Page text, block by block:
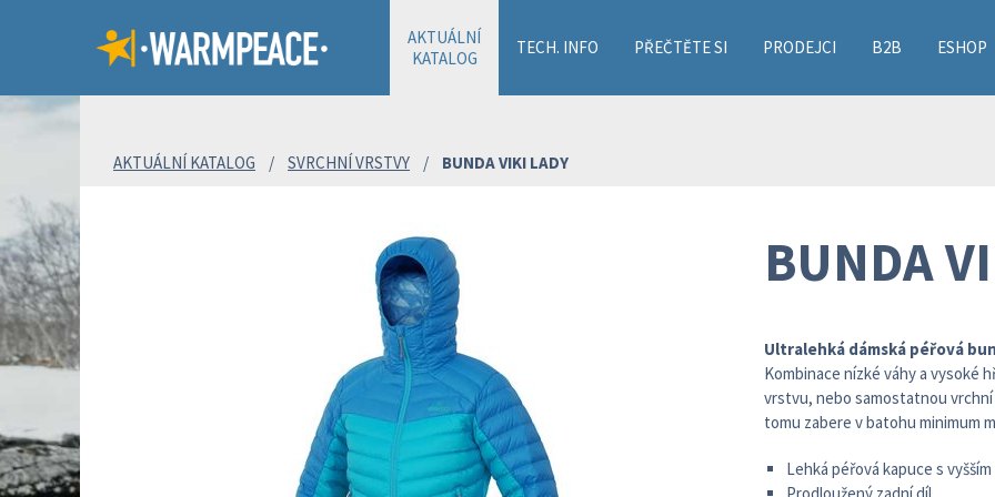
AKTUÁLNÍ
KATALOG
TECH. INFO PŘEČTĚTE SI PRODEJCI B2B ESHOP
AKTUÁLNÍ KATALOG / SVRCHNÍ VRSTVY / BUNDA VIKI LADY
BUNDA
Ultralehká dámská péřová
Kombinace nízké váhy a vysoké
vrstvu, nebo samostatnou
tomu zabere v batohu minimum
Lehká péřová kapuce s